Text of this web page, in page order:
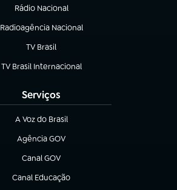
Rádio Nacional
(abre em nova aba)
Radioagência Nacional
(abre em nova aba)
TV Brasil
(abre em nova aba)
TV Brasil Internacional
(abre em nova aba)
Serviços
A Voz do Brasil
(abre em nova aba)
Agência GOV
(abre em nova aba)
Canal GOV
(abre em nova aba)
Canal Educação
(abre em nova aba)